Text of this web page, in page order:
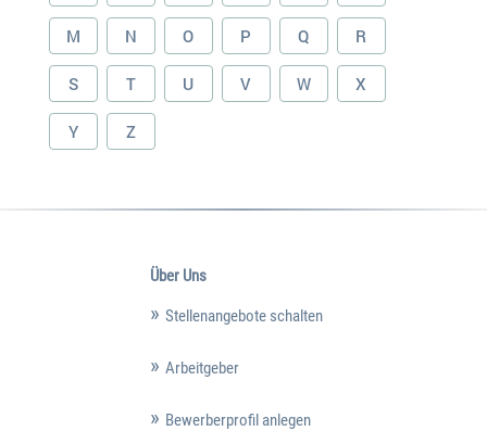
M N O P Q R
S T U V W X
Y Z
Über Uns
Stellenangebote schalten
Arbeitgeber
Bewerberprofil anlegen